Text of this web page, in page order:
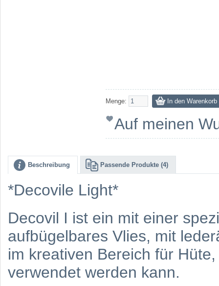
Menge:
Auf meinen
Beschreibung Passende Produkte (4)
*Decovile Light*
Decovil I ist ein mit einer
aufbügelbares Vlies, mit
im kreativen Bereich für
verwendet werden kann.